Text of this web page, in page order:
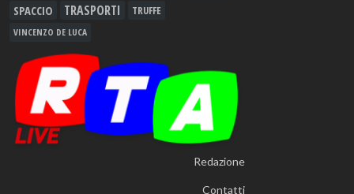
SPACCIO TRASPORTI TRUFFE
VINCENZO DE LUCA
Redazione
Contatti